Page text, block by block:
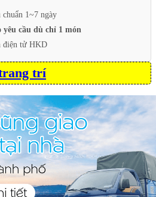
1~7 ngày
yêu cầu dù chỉ 1 món
điện tử HKD
trí